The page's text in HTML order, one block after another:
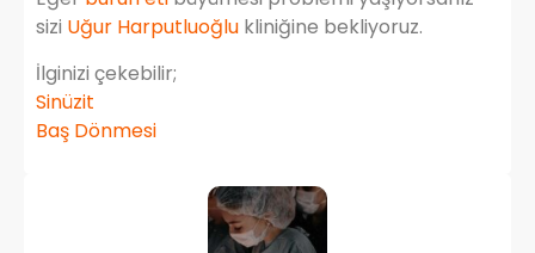
sizi Uğur Harputluoğlu kliniğine bekliyoruz.
İlginizi çekebilir;
Sinüzit
Baş Dönmesi